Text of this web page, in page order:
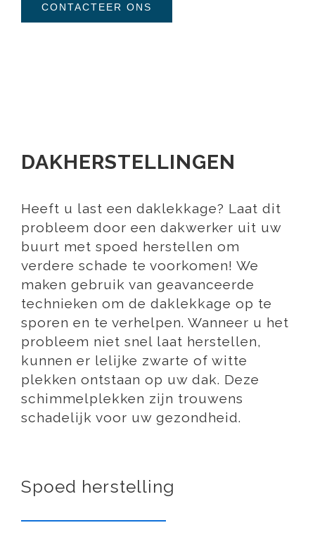
CONTACTEER ONS
DAKHERSTELLINGEN
Heeft u last een daklekkage? Laat dit
probleem door een dakwerker uit uw
buurt met spoed herstellen om
verdere schade te voorkomen! We
maken gebruik van geavanceerde
technieken om de daklekkage op te
sporen en te verhelpen. Wanneer u het
probleem niet snel laat herstellen,
kunnen er lelijke zwarte of witte
plekken ontstaan op uw dak. Deze
schimmelplekken zijn trouwens
schadelijk voor uw gezondheid.
Spoed herstelling